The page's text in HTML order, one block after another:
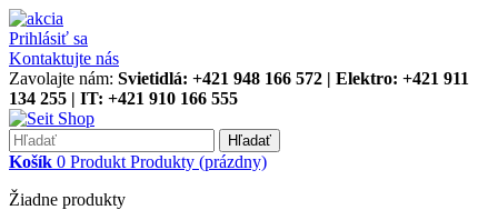
Prihlásiť sa
Kontaktujte nás
Zavolajte nám: Svietidlá: +421 948 166 572 | Elektro: +421 911
134 255 | IT: +421 910 166 555
Hľadať
Košík 0 Produkt Produkty (prázdny)
Žiadne produkty